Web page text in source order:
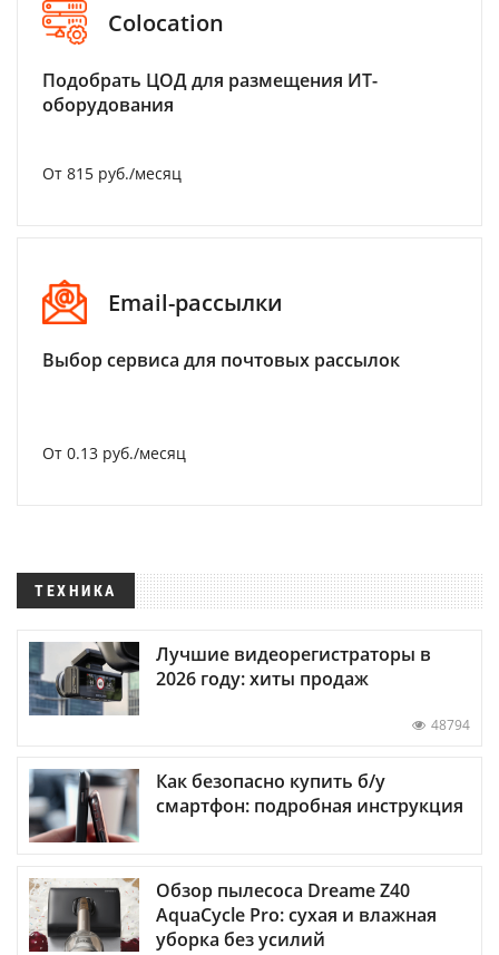
Colocation
Подобрать ЦОД для размещения ИТ-
оборудования
От 815 руб./месяц
Email-рассылки
Выбор сервиса для почтовых рассылок
От 0.13 руб./месяц
ТЕХНИКА
Лучшие видеорегистраторы в
2026 году: хиты продаж
48794
Как безопасно купить б/у
смартфон: подробная инструкция
Обзор пылесоса Dreame Z40
AquaCycle Pro: сухая и влажная
уборка без усилий